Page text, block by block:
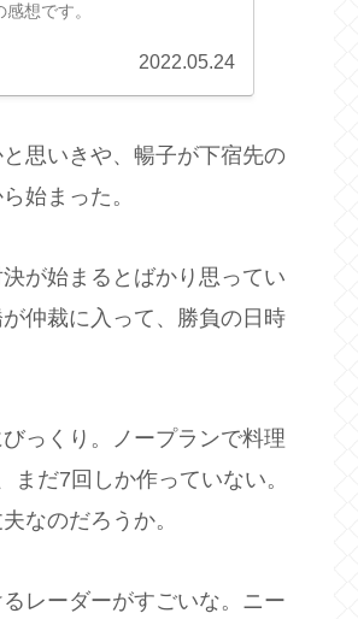
想です。
2022.05.24
思いきや、暢子が下宿先の
始まった。
が始まるとばかり思ってい
仲裁に入って、勝負の日時
っくり。ノープランで料理
だ7回しか作っていない。
なのだろうか。
レーダーがすごいな。ニー